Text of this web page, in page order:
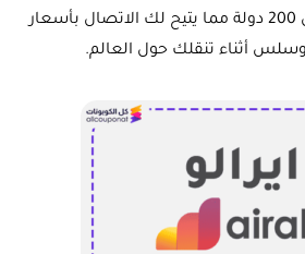
eSIM الرقمية في أكثر من 200 دولة مما يتيح لك الاتصال بأسعار
أثناء تنقلك حول العالم.